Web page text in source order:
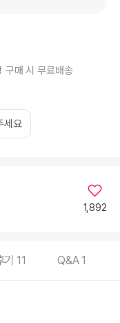
구매 시 무료배송
세요
1,892
기11 Q&A1